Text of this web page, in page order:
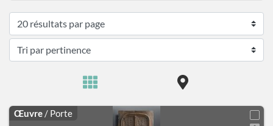
Œuvre / Porte